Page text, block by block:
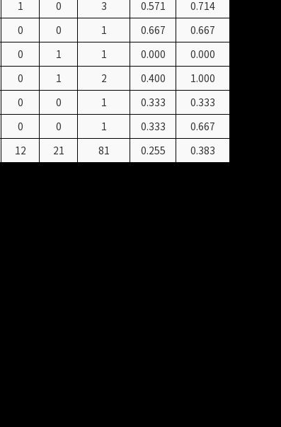
1 0 3 0.571
0.714
0 0 1 0.667
0.667
0 1 1 0.000
0.000
0 1 2 0.400
1.000
0 0 1 0.333
0.333
0 0 1 0.333
0.667
12 21 81 0.255 0.383